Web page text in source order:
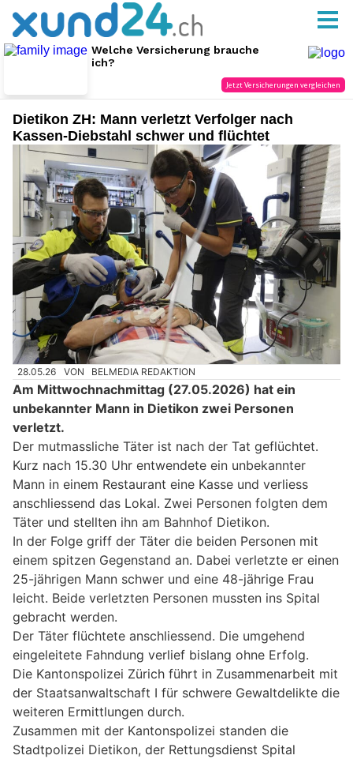
Dietikon ZH: Mann verletzt Verfolger nach
Kassen-Diebstahl schwer und flüchtet
28.05.26 VON BELMEDIA REDAKTION
Am Mittwochnachmittag (27.05.2026) hat ein
unbekannter Mann in Dietikon zwei Personen
verletzt.
Der mutmassliche Täter ist nach der Tat geflüchtet.
Kurz nach 15.30 Uhr entwendete ein unbekannter
Mann in einem Restaurant eine Kasse und verliess
anschliessend das Lokal. Zwei Personen folgten dem
Täter und stellten ihn am Bahnhof Dietikon.
In der Folge griff der Täter die beiden Personen mit
einem spitzen Gegenstand an. Dabei verletzte er einen
25-jährigen Mann schwer und eine 48-jährige Frau
leicht. Beide verletzten Personen mussten ins Spital
gebracht werden.
Der Täter flüchtete anschliessend. Die umgehend
eingeleitete Fahndung verlief bislang ohne Erfolg.
Die Kantonspolizei Zürich führt in Zusammenarbeit mit
der Staatsanwaltschaft I für schwere Gewaltdelikte die
weiteren Ermittlungen durch.
Zusammen mit der Kantonspolizei standen die
Stadtpolizei Dietikon, der Rettungsdienst Spital